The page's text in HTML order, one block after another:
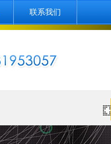
联系我们